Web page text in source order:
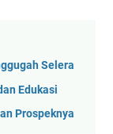
Secara
Selera
Edukasi
Prospeknya